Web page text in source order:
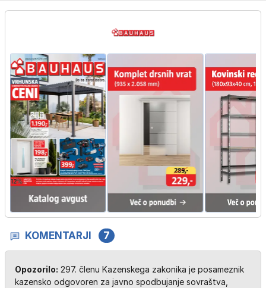
KOMENTARJI 7
Opozorilo: 297. členu Kazenskega zakonika je posameznik
kazensko odgovoren za javno spodbujanje sovraštva,